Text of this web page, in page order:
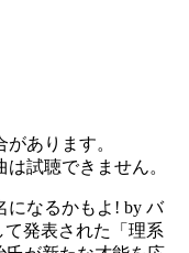
あります。
試聴できません。
になるかもよ! by バ
発表された「理系